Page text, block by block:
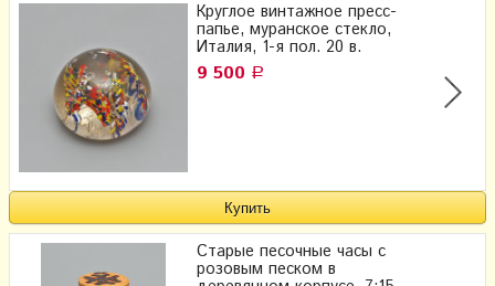
Круглое винтажное пресс-
папье, муранское стекло,
Италия, 1-я пол. 20 в.
9 500 Р
Старые песочные часы с
розовым песком в